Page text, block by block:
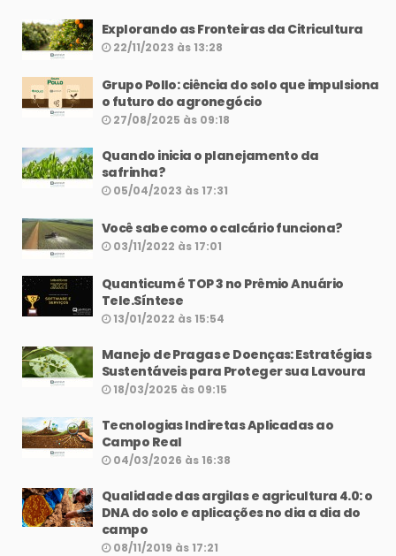
Explorando as Fronteiras da Citricultura
22/11/2023 às 13:28
Grupo Pollo: ciência do solo que impulsiona
o futuro do agronegócio
27/08/2025 às 09:18
Quando inicia o planejamento da
safrinha?
05/04/2023 às 17:31
Você sabe como o calcário funciona?
03/11/2022 às 17:01
Quanticum é TOP 3 no Prêmio Anuário
Tele.Síntese
13/01/2022 às 15:54
Manejo de Pragas e Doenças: Estratégias
Sustentáveis para Proteger sua Lavoura
18/03/2025 às 09:15
Tecnologias Indiretas Aplicadas ao
Campo Real
04/03/2026 às 16:38
Qualidade das argilas e agricultura 4.0: o
DNA do solo e aplicações no dia a dia do
campo
08/11/2019 às 17:21